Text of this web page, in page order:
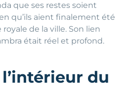
que ses restes soient
qu’ils aient finalement été
de la ville. Son lien
était réel et profond.
du